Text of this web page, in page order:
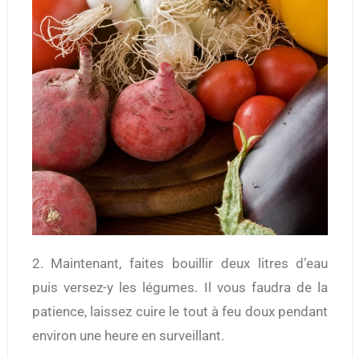
2. Maintenant, faites bouillir deux litres d’eau
puis versez-y les légumes. Il vous faudra de la
patience, laissez cuire le tout à feu doux pendant
environ une heure en surveillant.